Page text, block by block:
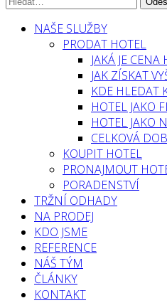
NAŠE SLUŽBY
PRODAT HOTEL
JAKÁ JE CENA
JAK ZÍSKAT
KDE HLEDAT
HOTEL JAKO
HOTEL JAKO
CELKOVÁ
KOUPIT HOTEL
PRONAJMOUT
PORADENSTVÍ
TRŽNÍ ODHADY
NA PRODEJ
KDO JSME
REFERENCE
NÁŠ TÝM
ČLÁNKY
KONTAKT